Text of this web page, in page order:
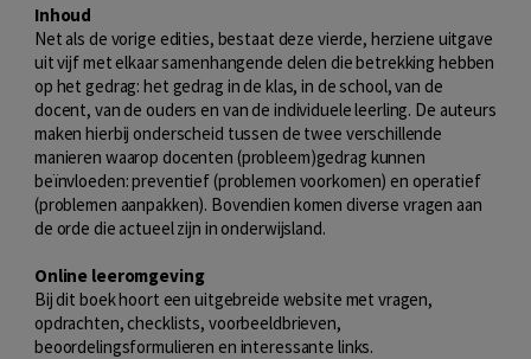
Inhoud
Net als de vorige edities, bestaat deze vierde, herziene uitgave
uit vijf met elkaar samenhangende delen die betrekking hebben
op het gedrag: het gedrag in de klas, in de school, van de
docent, van de ouders en van de individuele leerling. De auteurs
maken hierbij onderscheid tussen de twee verschillende
manieren waarop docenten (probleem)gedrag kunnen
beïnvloeden: preventief (problemen voorkomen) en operatief
(problemen aanpakken). Bovendien komen diverse vragen aan
de orde die actueel zijn in onderwijsland.
Online leeromgeving
Bij dit boek hoort een uitgebreide website met vragen,
opdrachten, checklists, voorbeeldbrieven,
beoordelingsformulieren en interessante links.